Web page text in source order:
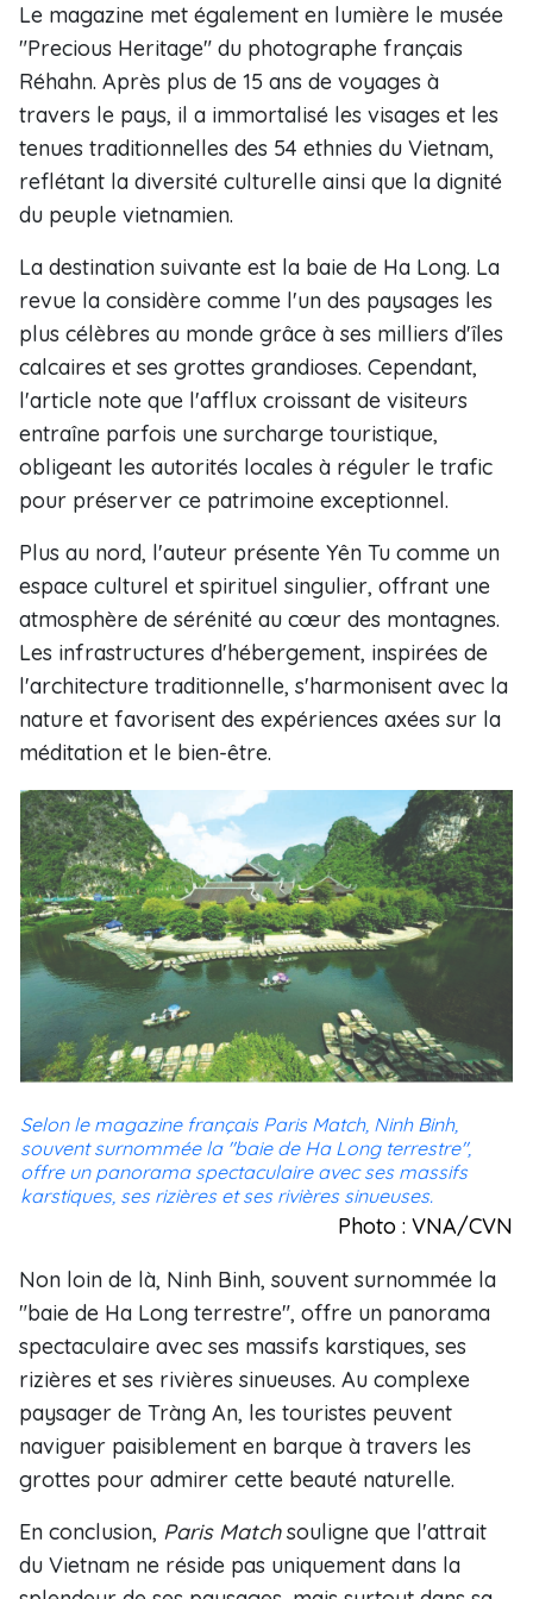
Le magazine met également en lumière le musée
"Precious Heritage" du photographe français
Réhahn. Après plus de 15 ans de voyages à
travers le pays, il a immortalisé les visages et les
tenues traditionnelles des 54 ethnies du Vietnam,
reflétant la diversité culturelle ainsi que la dignité
du peuple vietnamien.
La destination suivante est la baie de Ha Long. La
revue la considère comme l'un des paysages les
plus célèbres au monde grâce à ses milliers d'îles
calcaires et ses grottes grandioses. Cependant,
l'article note que l'afflux croissant de visiteurs
entraîne parfois une surcharge touristique,
obligeant les autorités locales à réguler le trafic
pour préserver ce patrimoine exceptionnel.
Plus au nord, l'auteur présente Yên Tu comme un
espace culturel et spirituel singulier, offrant une
atmosphère de sérénité au cœur des montagnes.
Les infrastructures d'hébergement, inspirées de
l'architecture traditionnelle, s'harmonisent avec la
nature et favorisent des expériences axées sur la
méditation et le bien-être.
Selon le magazine français Paris Match, Ninh Binh,
souvent surnommée la "baie de Ha Long terrestre",
offre un panorama spectaculaire avec ses massifs
karstiques, ses rizières et ses rivières sinueuses.
Photo : VNA/CVN
Non loin de là, Ninh Binh, souvent surnommée la
"baie de Ha Long terrestre", offre un panorama
spectaculaire avec ses massifs karstiques, ses
rizières et ses rivières sinueuses. Au complexe
paysager de Tràng An, les touristes peuvent
naviguer paisiblement en barque à travers les
grottes pour admirer cette beauté naturelle.
En conclusion, Paris Matchsouligne que l'attrait
du Vietnam ne réside pas uniquement dans la